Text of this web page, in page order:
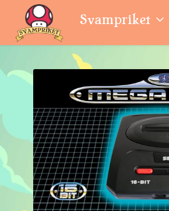
Svampriket